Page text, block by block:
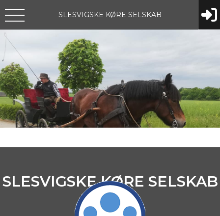
SLESVIGSKE KØRE SELSKAB
SLESVIGSKE KØRE SELSKAB
FIND OS HER